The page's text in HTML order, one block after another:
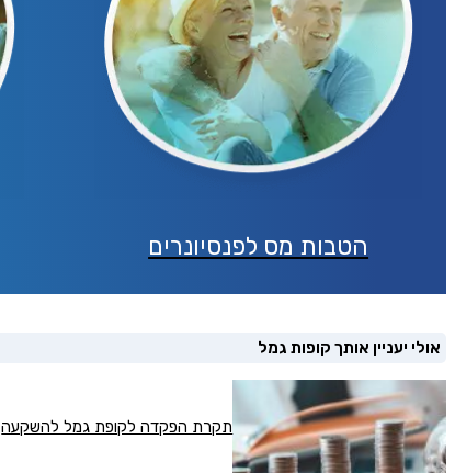
הטבות מס לפנסיונרים
אולי יעניין אותך קופות גמל
תקרת הפקדה לקופת גמל להשקעה